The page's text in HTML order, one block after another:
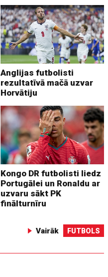
Anglijas futbolisti
rezultatīvā mačā uzvar
Horvātiju
Kongo DR futbolisti liedz
Portugālei un Ronaldu ar
uzvaru sākt PK
finālturnīru
Vairāk FUTBOLS